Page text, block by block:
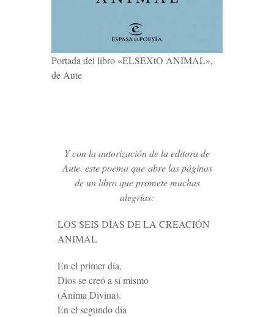
Portada del libro «ELSEXtO ANIMAL»,
de Aute
Y con la autorización de la editora de
Aute, este poema que abre las páginas
de un libro que promete muchas
alegrías:
LOS SEIS DÍAS DE LA CREACIÓN
ANIMAL
En el primer día,
Dios se creó a sí mismo
(Ánima Divina).
En el segundo día